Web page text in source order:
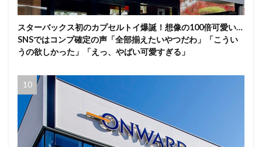
スターバックス初のカプセルトイ爆誕！想像の100倍可愛い…
SNSではコンプ確定の声「全部揃えたいやつだわ」「こうい
うの欲しかった」「えっ、やばい可愛すぎる」